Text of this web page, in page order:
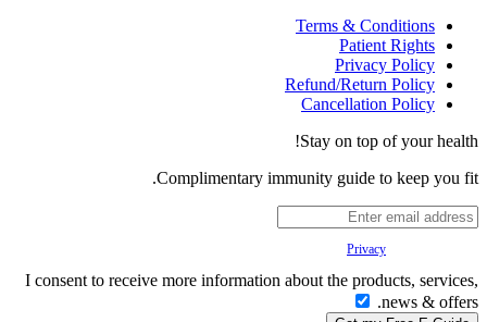
Terms & Conditions
Patient Rights
Privacy Policy
Refund/Return Policy
Cancellation Policy
Stay on top of your health!
Complimentary immunity guide to keep you fit.
Privacy
I consent to receive more information about the products, services,
news & offers.